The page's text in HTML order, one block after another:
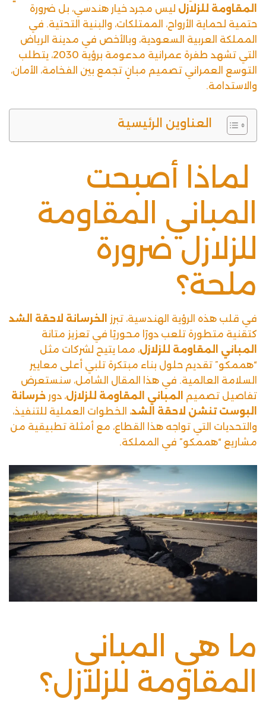
المقاومة للزلازل ليس مجرد خيار هندسي، بل ضرورة
حتمية لحماية الأرواح، الممتلكات، والبنية التحتية. في
المملكة العربية السعودية، وبالأخص في مدينة الرياض
التي تشهد طفرة عمرانية مدعومة برؤية 2030، يتطلب
التوسع العمراني تصميم مبانٍ تجمع بين الفخامة، الأمان،
و الاستدامة.
العناوين الرئيسية
لماذا أصبحت
المباني المقاومة
للزلازل ضرورة
ملحة؟
في قلب هذه الرؤية الهندسية، تبرز
الخرسانة لاحقة الشد
كتقنية متطورة تلعب دورًا محوريًا في تعزيز متانة
المباني المقاومة للزلازل، مما يتيح لشركات مثل
“هممكو” تقديم حلول بناء مبتكرة تلبي أعلى معايير
السلامة العالمية. في هذا المقال الشامل، سنستعرض
تفاصيل تصميم
المباني المقاومة للزلازل، دور خرسانة
البوست تنشن لاحقة الشد، الخطوات العملية للتنفيذ،
والتحديات التي تواجه هذا القطاع، مع أمثلة تطبيقية من
مشاريع “هممكو” في المملكة.
ما هي المباني
المقاومة للزلازل؟